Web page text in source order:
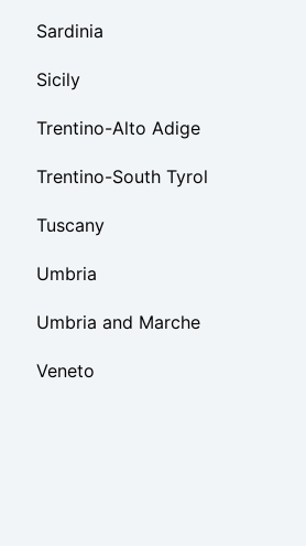
Sardinia
Sicily
Trentino-Alto Adige
Trentino-South Tyrol
Tuscany
Umbria
Umbria and Marche
Veneto